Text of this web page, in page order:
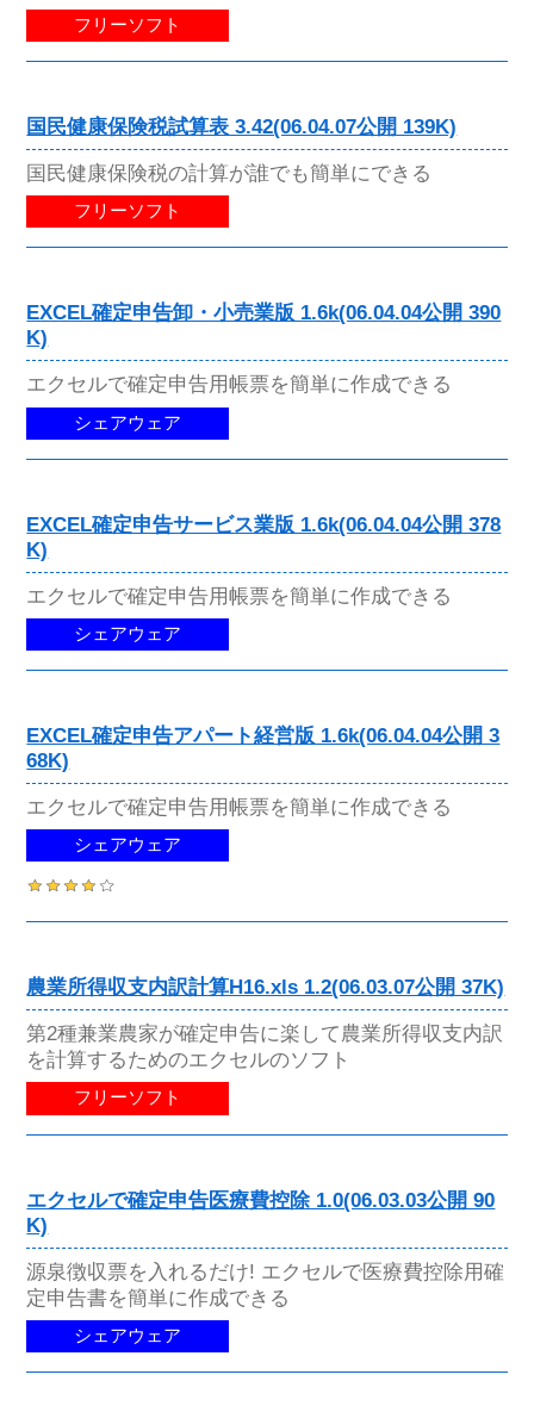
フリーソフト
国民健康保険税試算表 3.42(06.04.07公開 139K)
国民健康保険税の計算が誰でも簡単にできる
フリーソフト
EXCEL確定申告卸・小売業版 1.6k(06.04.04公開 390
K)
エクセルで確定申告用帳票を簡単に作成できる
シェアウェア
EXCEL確定申告サービス業版 1.6k(06.04.04公開 378
K)
エクセルで確定申告用帳票を簡単に作成できる
シェアウェア
EXCEL確定申告アパート経営版 1.6k(06.04.04公開 3
68K)
エクセルで確定申告用帳票を簡単に作成できる
シェアウェア
農業所得収支内訳計算H16.xls 1.2(06.03.07公開 37K)
第2種兼業農家が確定申告に楽して農業所得収支内訳
を計算するためのエクセルのソフト
フリーソフト
エクセルで確定申告医療費控除 1.0(06.03.03公開 90
K)
源泉徴収票を入れるだけ! エクセルで医療費控除用確
定申告書を簡単に作成できる
シェアウェア